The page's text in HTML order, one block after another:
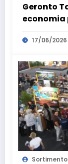
Geronto
17/06/2026